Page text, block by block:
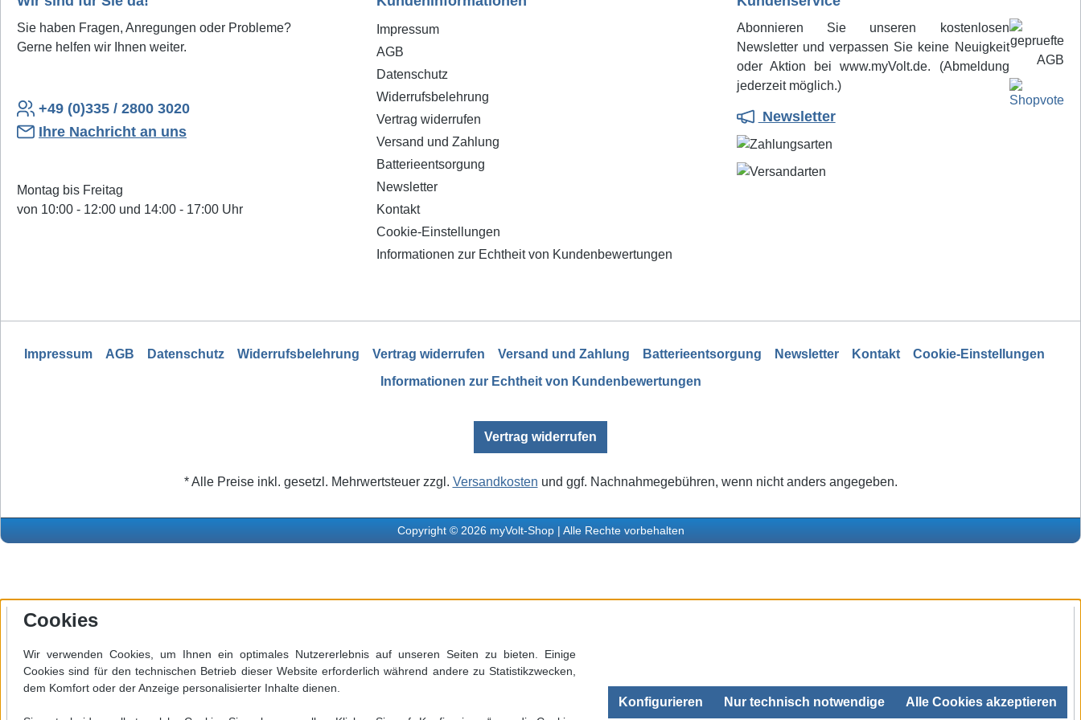
halogenfrei.Sehr sichere
Rückstände Großes Einsatzgebiet
Großes Prozessfenster
Kompatibel mit bleifreien und
bleihaltigen Legierungen Absolut
erhitzt, also noch ehe es an die
Lötstelle gekommen ist. Beim
Lötverfahren mit Löthonig wird das
Flussmittel dagegen in kaltem
Zustand auf die Lötstelle
aufgetragen. Erst beim Zubringen
des heißflüssigen Lotes mit der
Lötspitze wird das Flussmittel auf
Sie haben Fragen, Anregungen oder Probleme?
Gerne helfen wir Ihnen weiter.
+49 (0)335 / 2800 3020
Ihre Nachricht an uns
Montag bis Freitag
von 10:00 - 12:00 und 14:00 - 17:00 Uhr
Impressum
AGB
Datenschutz
Widerrufsbelehrung
Vertrag widerrufen
Versand und Zahlung
Batterieentsorgung
Newsletter
Kontakt
Cookie-Einstellungen
Informationen zur Echtheit von Kundenbewertungen
Abonnieren Sie unseren kostenlosen
Newsletter und verpassen Sie keine Neuigkeit
oder Aktion bei www.myVolt.de. (Abmeldung
jederzeit möglich.)
Newsletter
Impressum AGB Datenschutz Widerrufsbelehrung Vertrag widerrufen Versand und Zahlung Batterieentsorgung Newsletter Kontakt
Cookie-Einstellungen
Informationen zur Echtheit von Kundenbewertungen
Vertrag widerrufen
* Alle Preise inkl. gesetzl. Mehrwertsteuer zzgl. Versandkosten und ggf. Nachnahmegebühren, wenn nicht anders angegeben.
Copyright © 2026 myVolt-Shop | Alle Rechte vorbehalten
Cookies
Wir verwenden Cookies, um Ihnen ein optimales Nutzererlebnis auf unseren Seiten zu bieten. Einige
Cookies sind für den technischen Betrieb dieser Website erforderlich während andere zu Statistikzwecken,
dem Komfort oder der Anzeige personalisierter Inhalte dienen.
Nur technisch notwendige
Konfigurieren Alle Cookies akzeptieren
SEHR GUT